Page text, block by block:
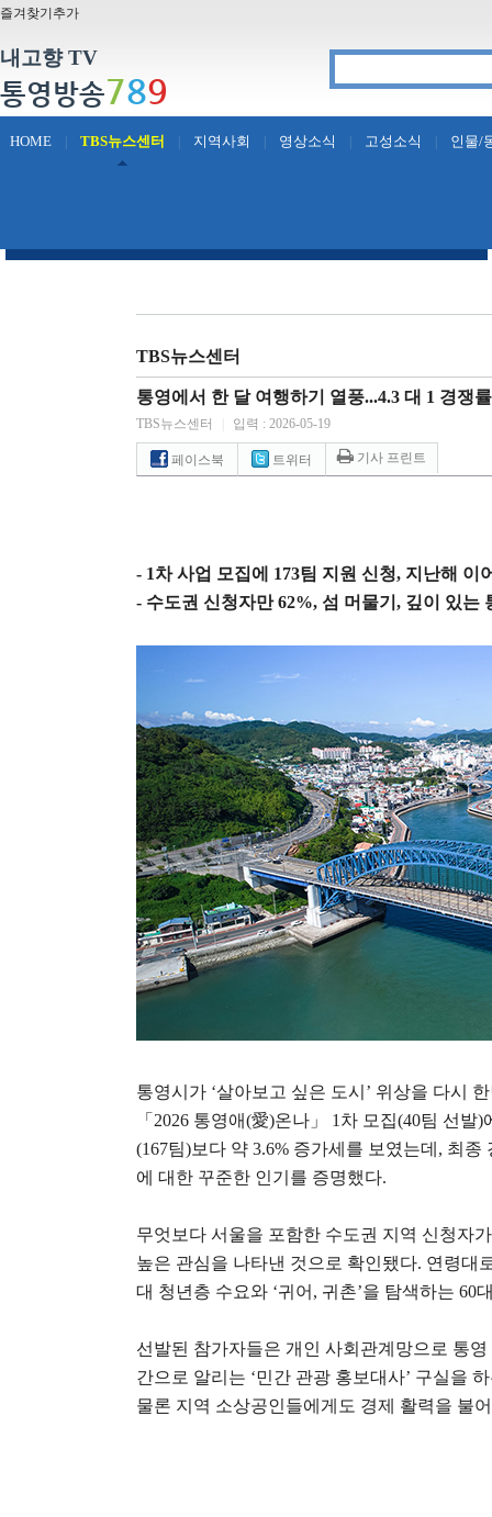
즐겨찾기추가
내고향 TV
통영방송789
HOME TBS뉴스센터 지역사회 영상소식 고성소식 인물/
TBS뉴스센터
통영에서 한 달 여행하기 열풍...4.3 대 1 경쟁
TBS뉴스센터 입력 : 2026-05-19
페이스북 트위터 기사 프린트
- 1차 사업 모집에 173팀 지원 신청, 지난해 이
- 수도권 신청자만62%, 섬 머물기 , 깊이 있는
통영시가 ‘살아보고 싶은 도시 ’ 위상을 다시
「 2026 통영애(愛)온나 」 1 차 모집(40팀 선발)
(167팀)보다 약 3.6% 증가세를 보였는데 , 최종
에 대한 꾸준한 인기를 증명했다.
무엇보다 서울을 포함한 수도권 지역 신청자
높은 관심을 나타낸 것으로 확인됐다. 연령대
대 청년층 수요와 ‘귀어 , 귀촌’을 탐색하는 60
선발된 참가자들은 개인 사회관계망으로 통영
간으로 알리는 ‘민간 관광 홍보대사’ 구실을
물론 지역 소상공인들에게도 경제 활력을 불